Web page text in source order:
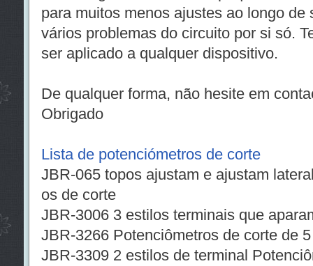
para muitos menos ajustes ao longo
vários problemas do circuito por si só.
ser aplicado a qualquer dispositivo.
De qualquer forma, não hesite em
Obrigado
Lista de potenciómetros de corte
JBR-065 topos ajustam e ajustam
os de corte
JBR-3006 3 estilos terminais que
JBR-3266 Potenciômetros de corte de
JBR-3309 2 estilos de terminal